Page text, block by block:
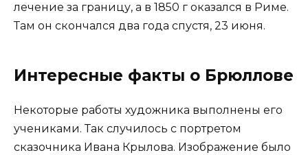
лечение за границу, а в 1850 г оказался в Риме.
Там он скончался два года спустя, 23 июня.
Интересные факты о Брюллове
Некоторые работы художника выполнены его
учениками. Так случилось с портретом
сказочника Ивана Крылова. Изображение было